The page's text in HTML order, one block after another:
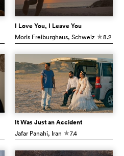
I Love You, I Leave You
Moris Freiburghaus, Schweiz c8.2
It Was Just an Accident
Jafar Panahi, Iran c7.4